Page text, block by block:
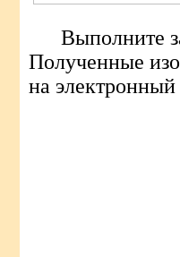
Выполните
Полученные
на электронный